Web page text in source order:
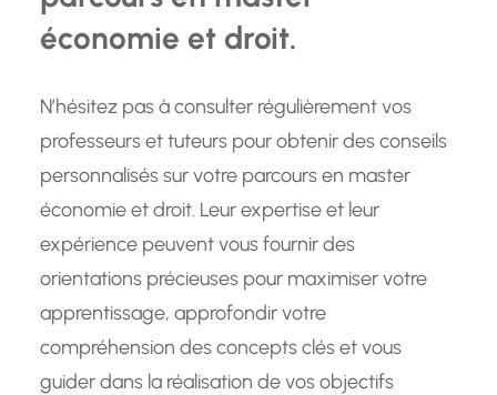
économie et droit.
N’hésitez pas à consulter régulièrement vos
professeurs et tuteurs pour obtenir des conseils
personnalisés sur votre parcours en master
économie et droit. Leur expertise et leur
expérience peuvent vous fournir des
orientations précieuses pour maximiser votre
apprentissage, approfondir votre
compréhension des concepts clés et vous
guider dans la réalisation de vos objectifs